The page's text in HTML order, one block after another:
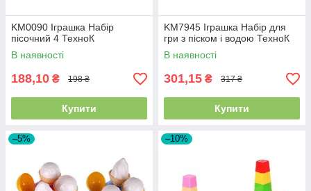
KM0090 Іграшка Набір
пісочний 4 ТехноК
В наявності
188,10 ₴ 198 ₴
Купити
KM7945 Іграшка Набір для
гри з піском і водою ТехноК
В наявності
301,15 ₴ 317 ₴
Купити
–5% –10%